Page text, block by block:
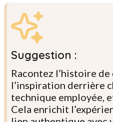
Suggestion :
Racontez l’histoire
l’inspiration derrière
technique employée,
Cela enrichit